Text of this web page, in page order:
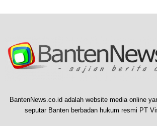
BantenNews.co.id adalah website media online
seputar Banten berbadan hukum resmi PT